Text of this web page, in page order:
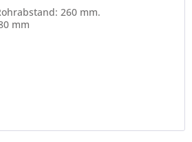
260 mm.
mm